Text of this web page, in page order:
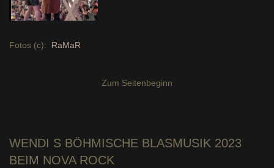
Fotos (c): RaMaR
Zum Seitenbeginn
WENDI S BÖHMISCHE BLASMUSIK 2023
BEIM NOVA ROCK